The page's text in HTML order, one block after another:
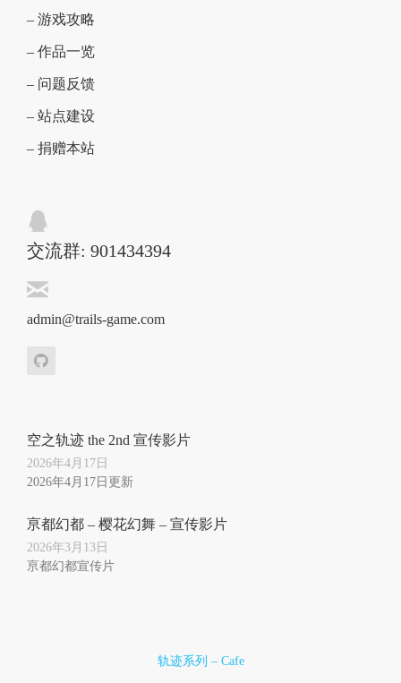
– 游戏攻略
– 作品一览
– 问题反馈
– 站点建设
– 捐赠本站
交流群: 901434394
admin@trails-game.com
空之轨迹 the 2nd 宣传影片
2026年4月17日
2026年4月17日更新
亰都幻都 – 樱花幻舞 – 宣传影片
2026年3月13日
亰都幻都宣传片
轨迹系列 – Cafe